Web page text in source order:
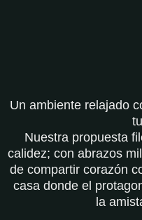
Un ambiente relajado
Nuestra propuesta
calidez; con abrazos
de compartir corazón
casa donde el
la